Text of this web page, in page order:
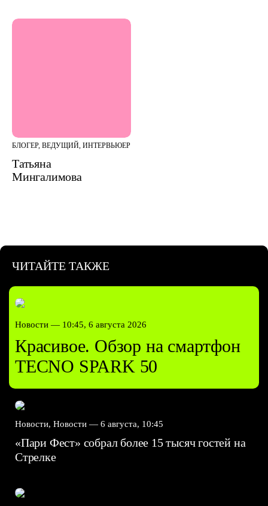
БЛОГЕР, ВЕДУЩИЙ, ИНТЕРВЬЮЕР
Татьяна
Мингалимова
ЧИТАЙТЕ ТАКЖЕ
Новости — 10:45, 6 августа 2026
Красивое. Обзор на смартфон
TECNO SPARK 50
Новости, Новости — 6 августа, 10:45
«Пари Фест» собрал более 15 тысяч гостей на
Стрелке